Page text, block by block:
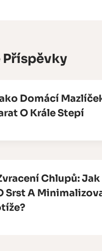
Příspěvky
Domácí
O Krále Stepí
Chlupů: Jak
Srst A